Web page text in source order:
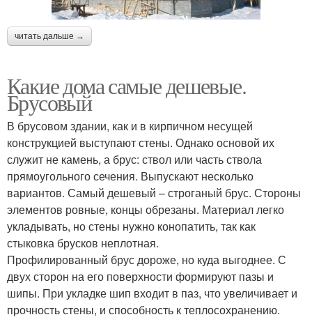
читать дальше →
Какие дома самые дешевые.
Брусовый
В брусовом здании, как и в кирпичном несущей
конструкцией выступают стены. Однако основой их
служит не камень, а брус: ствол или часть ствола
прямоугольного сечения. Выпускают несколько
вариантов. Самый дешевый – строганый брус. Стороны
элементов ровные, концы обрезаны. Материал легко
укладывать, но стены нужно конопатить, так как
стыковка брусков неплотная.
Профилированный брус дороже, но куда выгоднее. С
двух сторон на его поверхности формируют пазы и
шипы. При укладке шип входит в паз, что увеличивает и
прочность стены, и способность к теплосохранению.